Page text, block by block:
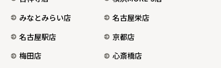
みなとみらい店
名古屋栄店
名古屋駅店
京都店
梅田店
心斎橋店